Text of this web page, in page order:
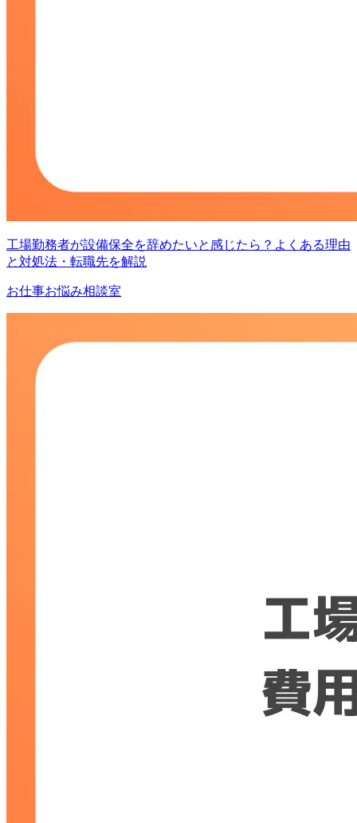
工場勤務者が設備保全を辞めたいと感じたら？よくある理由
と対処法・転職先を解説
お仕事お悩み相談室